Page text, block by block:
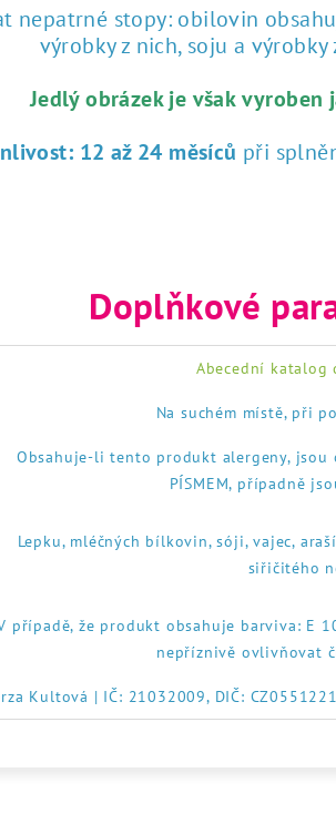
nepatrné stopy: obilovin
výrobky z nich, soju a
Jedlý obrázek je však vyroben
12 až 24 měsíců při
Doplňkové
Abecední katalog
Na suchém místě, při
Obsahuje-li tento produkt alergeny, jsou
PÍSMEM, případně
Lepku, mléčných bílkovin, sóji, vajec,
siřičitého
případě, že produkt obsahuje barviva: E
nepříznivě ovlivňovat
Kultová | IČ: 21032009, DIČ: